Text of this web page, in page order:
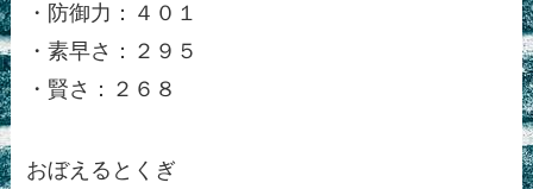
・防御力：４０１
・素早さ：２９５
・賢さ：２６８
おぼえるとくぎ